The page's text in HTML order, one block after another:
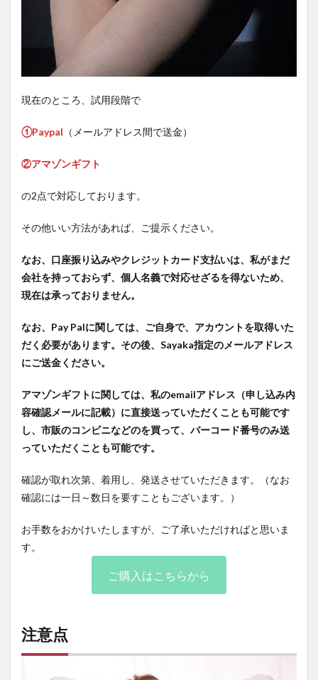
現在のところ、試用段階で
①Paypal （メールアドレス間で送金）
②アマゾンギフト
の2点で対応しております。
その他いい方法があれば、ご提示ください。
なお、口座振り込みやクレジットカード支払いは、私がまだ
会社を持っておらず、個人名義で対応せざるを得ないため、
現在は承っておりません。
なお、Pay Palに関しては、ご自身で、アカウントを取得いた
だく必要があります。その後、Sayaka指定のメールアドレス
にご送金ください。
アマゾンギフトに関しては、私のemailアドレス（申し込み内
容確認メールに記載）に直接送っていただくことも可能です
し、市販のコンビニなどのを買って、バーコード番号のみ送
っていただくことも可能です。
確認が取れ次第、着用し、発送させていただきます。（なお
確認には一日～数日を要すこともございます。）
お手数をおかけいたしますが、ご了承いただければと思いま
す。
ご購入はこちらから
注意点